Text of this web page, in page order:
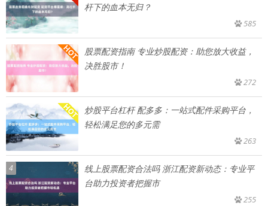
杆下的血本无归？
585
股票配资指南 专业炒股配资：助您放大收益，
决胜股市！
272
炒股平台杠杆 配多多：一站式配件采购平台，
轻松满足您的多元需
263
4
线上股票配资合法吗 浙江配资新动态：专业平
台助力投资者把握市
255